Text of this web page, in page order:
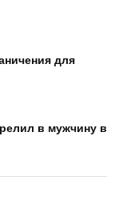
для
в мужчину в